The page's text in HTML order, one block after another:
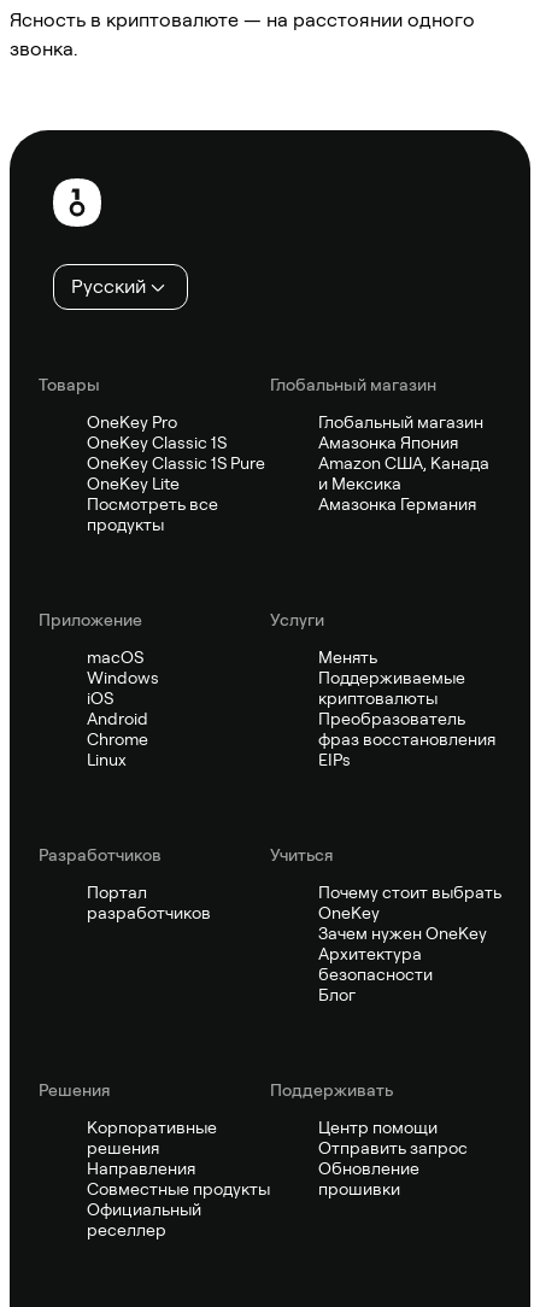
Ясность в криптовалюте — на расстоянии одного
звонка.
Нижний
колонтитул
Русский
Товары
OneKey Pro
OneKey Classic 1S
OneKey Classic 1S Pure
OneKey Lite
Посмотреть все
продукты
Глобальный магазин
Глобальный магазин
Амазонка Япония
Amazon США, Канада
и Мексика
Амазонка Германия
Приложение
macOS
Windows
iOS
Android
Chrome
Linux
Услуги
Менять
Поддерживаемые
криптовалюты
Преобразователь
фраз восстановления
EIPs
Pазработчиков
Портал
разработчиков
Учиться
Почему стоит выбрать
OneKey
Зачем нужен OneKey
Архитектура
безопасности
Блог
Решения
Корпоративные
решения
Направления
Совместные продукты
Официальный
реселлер
Поддерживать
Центр помощи
Отправить запрос
Обновление
прошивки